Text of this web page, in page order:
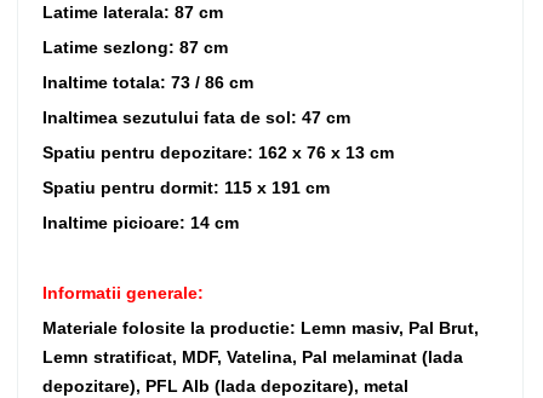
Latime laterala: 87 cm
Latime sezlong: 87 cm
Inaltime totala: 73 / 86 cm
Inaltimea sezutului fata de sol: 47 cm
Spatiu pentru depozitare: 162 x 76 x 13 cm
Spatiu pentru dormit: 115 x 191 cm
Inaltime picioare: 14 cm
Informatii generale:
Materiale folosite la productie: Lemn masiv, Pal Brut,
Lemn stratificat, MDF, Vatelina, Pal melaminat (lada
depozitare), PFL Alb (lada depozitare), metal